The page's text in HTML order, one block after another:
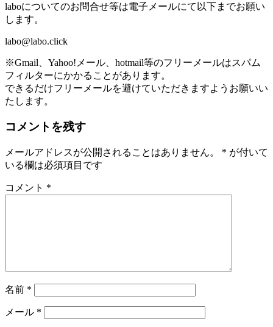
laboについてのお問合せ等は電子メールにて以下までお願い
します。
labo@labo.click
※Gmail、Yahoo!メール、hotmail等のフリーメールはスパム
フィルターにかかることがあります。
できるだけフリーメールを避けていただきますようお願いい
たします。
コメントを残す
メールアドレスが公開されることはありません。 * が付いて
いる欄は必須項目です
コメント *
名前 *
メール *